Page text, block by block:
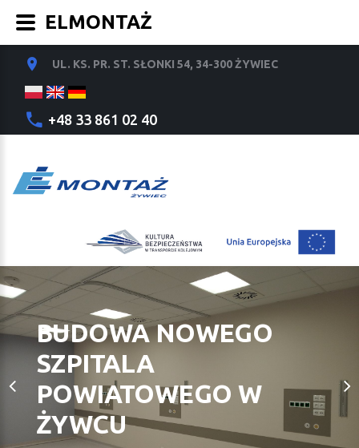
UL. KS. PR. ST. SŁONKI 54, 34-300 ŻYWIEC
+48 33 861 02 40
BUDOWA NOWEGO
SZPITALA
POWIATOWEGO W
ŻYWCU
ELMONTAŻ